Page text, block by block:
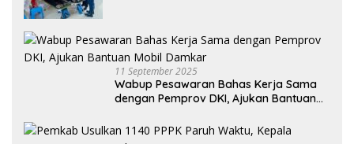
11 September 2025
Wabup Pesawaran Bahas Kerja Sama
dengan Pemprov DKI, Ajukan Bantuan